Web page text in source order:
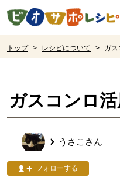
ページの先頭です。
トップ > レシピについて > ガ
ガスコンロ
うさこ さん
フォローする